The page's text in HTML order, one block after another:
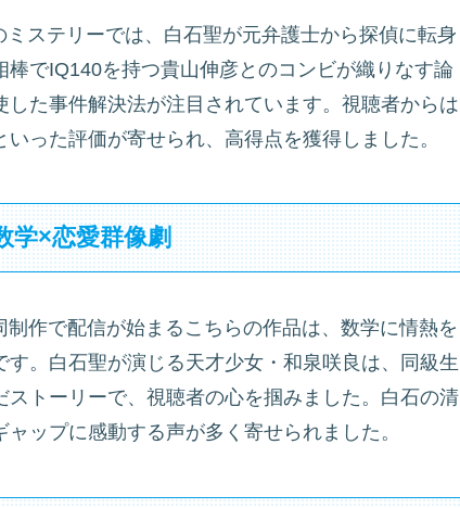
ステリーでは、白石聖が元弁護士から探偵に転身
でIQ140を持つ貴山伸彦とのコンビが織りなす論
た事件解決法が注目されています。視聴者からは
った評価が寄せられ、高得点を獲得しました。
学×恋愛群像劇
作で配信が始まるこちらの作品は、数学に情熱を
。白石聖が演じる天才少女・和泉咲良は、同級生
トーリーで、視聴者の心を掴みました。白石の清
ップに感動する声が多く寄せられました。